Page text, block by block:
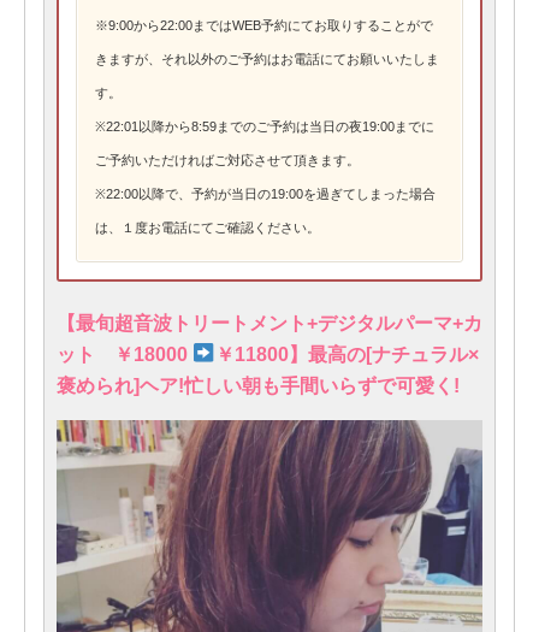
※9:00から22:00まではWEB予約にてお取りすることがで
きますが、それ以外のご予約はお電話にてお願いいたしま
す。
※22:01以降から8:59までのご予約は当日の夜19:00までに
ご予約いただければご対応させて頂きます。
※22:00以降で、予約が当日の19:00を過ぎてしまった場合
は、１度お電話にてご確認ください。
【最旬超音波トリートメント+デジタルパーマ+カ
ット ￥18000
￥11800】最高の[ナチュラル×
褒められ]ヘア!忙しい朝も手間いらずで可愛く!